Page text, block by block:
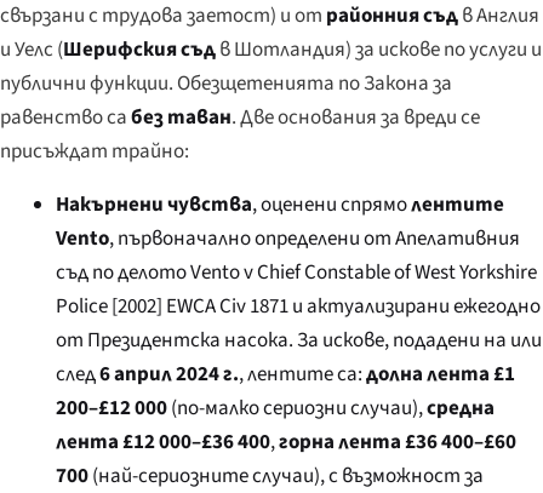
свързани с трудова заетост) и от районния съдв Англия
и Уелс (Шерифския съдв Шотландия) за искове по услуги и
публични функции. Обезщетенията по Закона за
равенство сабез таван. Две основания за вреди се
присъждат трайно:
Накърнени чувства, оценени спрямолентите
Vento, първоначално определени от Апелативния
съд по делотоVento v Chief Constable of West Yorkshire
Police[2002] EWCA Civ 1871 и актуализирани ежегодно
от Президентска насока. За искове, подадени на или
след6 април 2024 г., лентите са:долна лента £1
200–£12 000(по-малко сериозни случаи),средна
лента £12 000–£36 400,горна лента £36 400–£60
700(най-сериозните случаи), с възможност за